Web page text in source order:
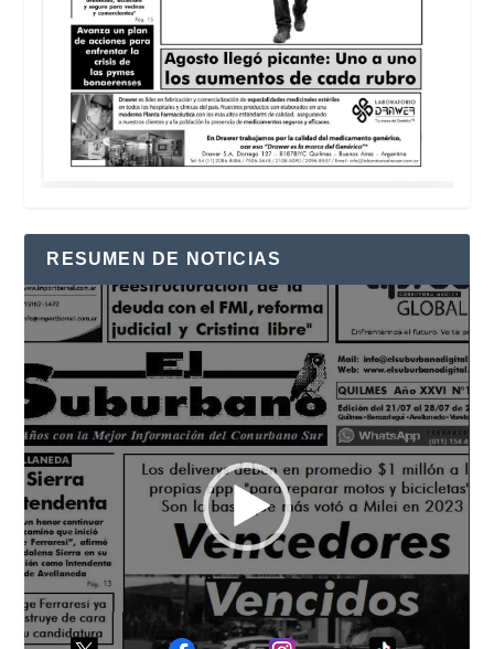
RESUMEN DE NOTICIAS
Reproductor
de
vídeo